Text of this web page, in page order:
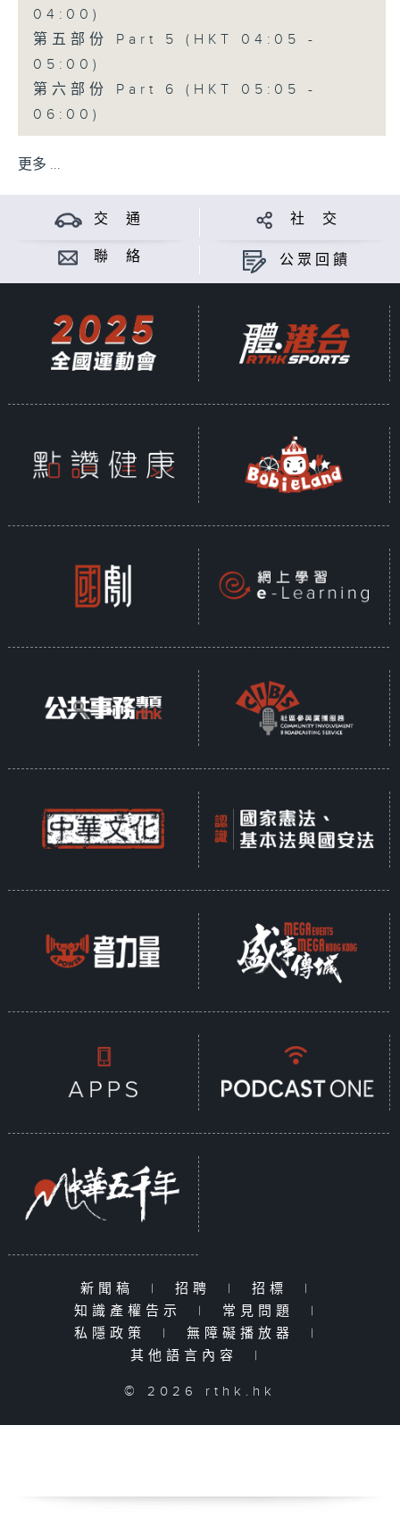
04:00)
第五部份 Part 5 (HKT 04:05 -
05:00)
第六部份 Part 6 (HKT 05:05 -
06:00)
更多 ...
交 通 社 交
聯 絡 公眾回饋
新聞稿 | 招聘 | 招標
|
知識產權告示
| 常見問題
|
私隱政策
| 無障礙播放器
|
其他語言內容
|
© 2026 rthk.hk